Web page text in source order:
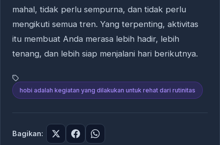
mahal, tidak perlu sempurna, dan tidak perlu
mengikuti semua tren. Yang terpenting, aktivitas
itu membuat Anda merasa lebih hadir, lebih
tenang, dan lebih siap menjalani hari berikutnya.
hobi adalah kegiatan yang dilakukan untuk rehat dari rutinitas
Bagikan: